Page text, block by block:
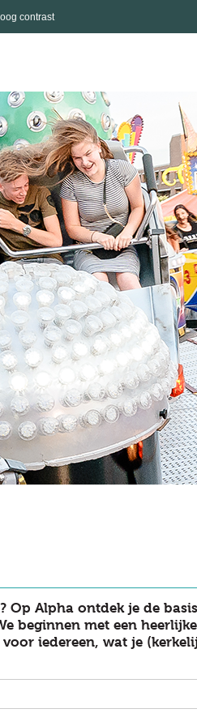
contrast
Op Alpha ontdek je de
beginnen met een
iedereen, wat je